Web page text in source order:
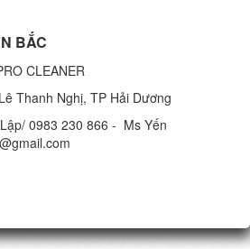
BẮC
CLEANER
Thanh Nghị, TP Hải Dương
0983 230 866 - Ms Yến